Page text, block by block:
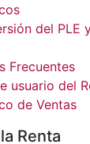
del PLE
Frecuentes
usuario del
de Ventas
Renta